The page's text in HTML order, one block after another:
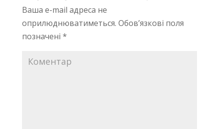
Ваша e-mail адреса не
оприлюднюватиметься. Обов’язкові поля
позначені *